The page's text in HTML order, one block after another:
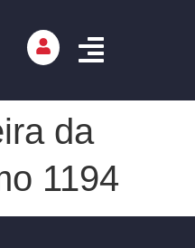
da
1194